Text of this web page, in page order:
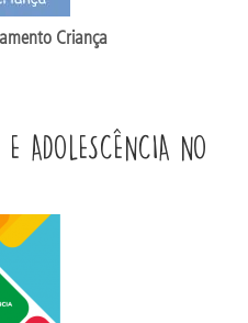
Criança
ADOLESCÊNCIA NO